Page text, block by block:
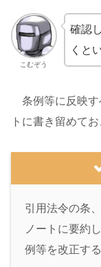
こむぞう
確認
くと
条例等に反映す
トに書き留めてお
引用法令の条
ノートに要約
例等を改正する